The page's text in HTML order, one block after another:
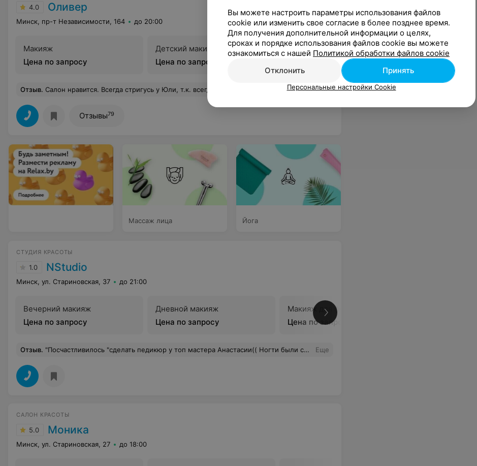
4.0 Оливер
Минск, пр-т Независимости, 164 до 20:00
Макияж
Цена по запросу
Детский макияж
Цена по запросу
Все цены
Отзыв. Салон нравится. Всегда стригусь у Юли, т.к. всегда очень качественно и аккуратно выполняет стрижку, может посоветовать сама и поймет то, чего я от нее жду. Остальные парикмахеры тоже неплохие, но ей немного уступают в качестве работы. Хороший солярий - доступные цены и хорошие лампы. Единственное НО в последнее время: не всегда на месте есть одновременно ватные спонжи и молочко для снятия макияжа: зачем мне молочко, если нет спонжей и наоборот? Или у Вас клиенты уже все домой несут? =) Еще
Отзывы79
Массаж лица Йога
СТУДИЯ КРАСОТЫ
1.0 NStudio
Минск, ул. Стариновская, 37 до 21:00
Вечерний макияж
Цена по запросу
Дневной макияж
Цена по запросу
Макияж для фотосессии
Цена по запросу
Отзыв. "Посчастливилось "сделать педикюр у топ мастера Анастасии(( Ногти были спилены настолько сильно, что при ходьбе на одном пальце выступила кровь и было больно на него наступать. На что Анастасия ответила: " вы встали, претензий не было, кровь не текла, значит я не виновата, я все сделала идеально!" То, что ногти были спилены под " мясо" видно на фото, а это уже не профессионально, не буду говорить про последствия к которым могут привести такие " спилы", также видна " идеальная" по ее мнению обработка. Ну и такой формы ногтей у меня ещё никогда не было, кривой большой палец, непонятный мизинец... К слову Анастасия ещё и владелец студии, который абсолютно не умеет решать конфликтные ситуации( Впрочем об её "профессионализме" лучше всяких отзывов говорит свободная запись и пустой салон в разгар СЕЗОНА, когда у хороших мастеров все расписано на 2, а то и более недели вперёд! Не повторяйте моих ошибок, подходите более тщательно к выбору мастера! Еще
САЛОН КРАСОТЫ
5.0 Моника
Минск, ул. Стариновская, 27 до 18:00
Вы можете настроить параметры использования файлов
cookie или изменить свое согласие в более позднее время.
Для получения дополнительной информации о целях,
сроках и порядке использования файлов cookie вы можете
ознакомиться с нашей Политикой обработки файлов cookie
Отклонить
Принять
Персональные настройки Cookie